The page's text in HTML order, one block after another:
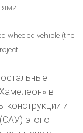
wheeled vehicle (the
в
и
этого